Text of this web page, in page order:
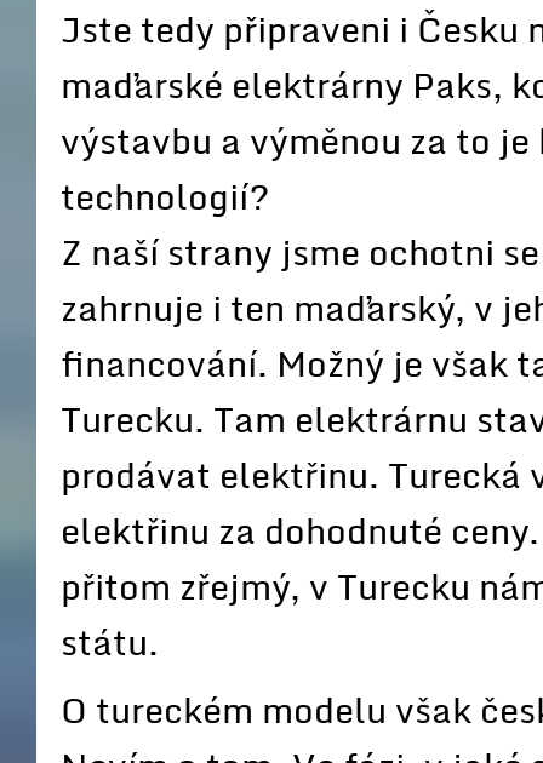
Jste tedy připraveni i
maďarské elektrárny Paks,
výstavbu a výměnou za to
technologií?
Z naší strany jsme ochotni
zahrnuje i ten maďarský, v
financování. Možný je však
Turecku. Tam elektrárnu
prodávat elektřinu. Turecká
elektřinu za dohodnuté
přitom zřejmý, v Turecku
státu.
O tureckém modelu však